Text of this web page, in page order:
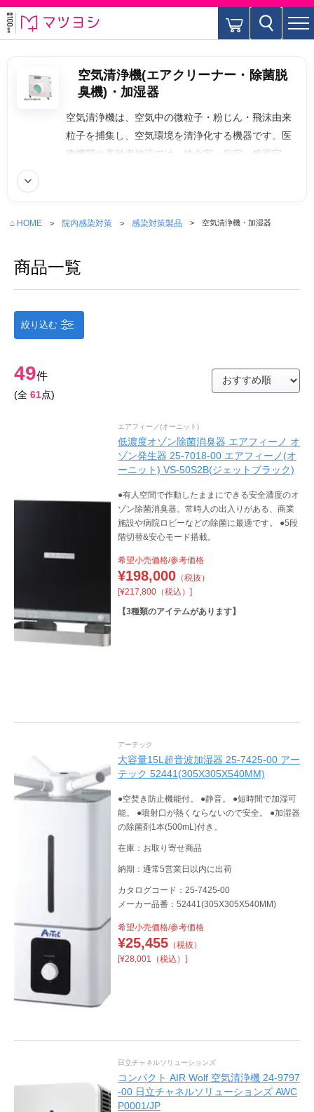
空気清浄機(エアクリーナー・除菌脱
臭機)・加湿器
空気清浄機は、空気中の微粒子・粉じん・飛沫由来
粒子を捕集し、空気環境を清浄化する機器です。医
療機関や高齢者施設では、待合室・病室・処置室な
適正範囲に保つことで、気道粘膜の防御機能維持や
気化式・スチーム式・超音波式などがあります。
続きを読む
⌂ HOME 院内感染対策 感染対策製品 空気清浄機・加湿器
商品一覧
絞り込む
49件
(全 61点)
エアフィーノ(オーニット)
低濃度オゾン除菌消臭器 エアフィーノ オ
ゾン発生器 25-7018-00 エアフィーノ(オ
ーニット) VS-50S2B(ジェットブラック)
●有人空間で作動したままにできる安全濃度のオ
ゾン除菌消臭器。常時人の出入りがある、商業
施設や病院ロビーなどの除菌に最適です。 ●5段
階切替&安心モード搭載。
希望小売価格/参考価格
¥198,000（税抜）
[¥217,800（税込）]
【3種類のアイテムがあります】
アーテック
大容量15L超音波加湿器 25-7425-00 アー
テック 52441(305X305X540MM)
●空焚き防止機能付。 ●静音。 ●短時間で加湿可
能。 ●噴射口が熱くならないので安全。 ●加湿器
の除菌剤1本(500mL)付き。
在庫：お取り寄せ商品
納期：通常5営業日以内に出荷
カタログコード：25-7425-00
メーカー品番：52441(305X305X540MM)
希望小売価格/参考価格
¥25,455（税抜）
[¥28,001（税込）]
日立チャネルソリューションズ
コンパクト AIR Wolf 空気清浄機 24-9797
-00 日立チャネルソリューションズ AWC
P0001/JP